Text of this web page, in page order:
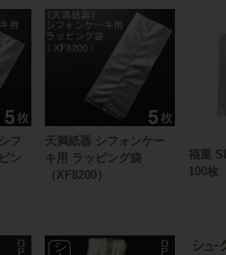
フ
ン
天満紙器 シフォンケー
キ用 ラッピング袋
（XF8200）
福重
100枚